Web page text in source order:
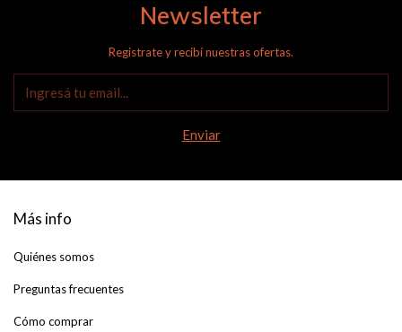
Newsletter
Registrate y recibí nuestras ofertas.
Más info
Quiénes somos
Preguntas frecuentes
Cómo comprar